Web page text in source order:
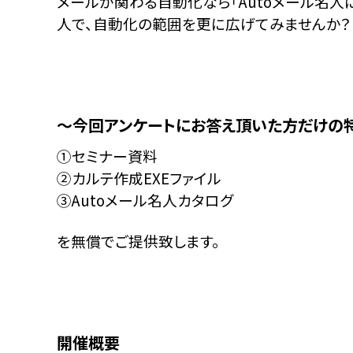
人で、自動化の範囲を更に広げてみませんか？
～今回アンケートにお答え頂いた方だけの
①セミナー資料
②カルテ作成EXEファイル
③Autoメール名人カタログ
を無償でご提供致します。
開催概要